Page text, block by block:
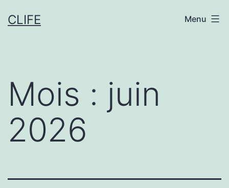
auCLIFE Menu
Mois : juin
2026